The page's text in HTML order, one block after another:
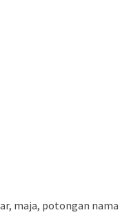
maja, potongan nama